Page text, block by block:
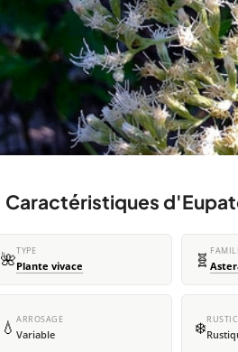
Caractéristiques
🌺TYPE
Plante vivace 🧬
💧 ARROSAGE
Variable ❄️